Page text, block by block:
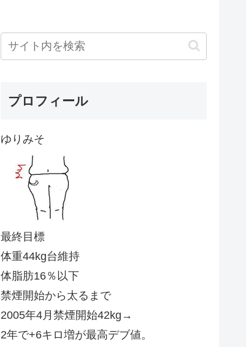
プロフィール
ゆりみそ
最終目標
体重44kg台維持
体脂肪16％以下
禁煙開始から太るまで
2005年4月禁煙開始42kg→
2年で+6キロ増が最高デブ値。